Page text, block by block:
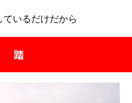
ているだけだから
踏